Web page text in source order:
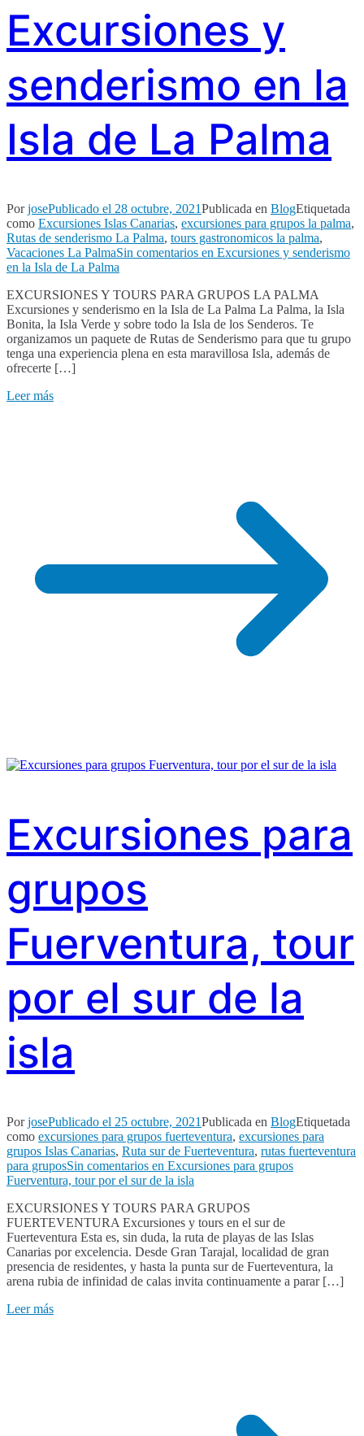
Excursiones y
senderismo en la
Isla de La Palma
PorjosePublicado el 28 octubre, 2021Publicada en BlogEtiquetada
como Excursiones Islas Canarias, excursiones para grupos la palma,
Rutas de senderismo La Palma, tours gastronomicos la palma,
Vacaciones La PalmaSin comentarios en Excursiones y senderismo
en la Isla de La Palma
EXCURSIONES Y TOURS PARA GRUPOS LA PALMA
Excursiones y senderismo en la Isla de La Palma La Palma, la Isla
Bonita, la Isla Verde y sobre todo la Isla de los Senderos. Te
organizamos un paquete de Rutas de Senderismo para que tu grupo
tenga una experiencia plena en esta maravillosa Isla, además de
ofrecerte […]
Leer más
Excursiones para
grupos
Fuerventura, tour
por el sur de la
isla
PorjosePublicado el 25 octubre, 2021Publicada en BlogEtiquetada
como excursiones para grupos fuerteventura, excursiones para
grupos Islas Canarias, Ruta sur de Fuerteventura, rutas fuerteventura
para gruposSin comentarios en Excursiones para grupos
Fuerventura, tour por el sur de la isla
EXCURSIONES Y TOURS PARA GRUPOS
FUERTEVENTURA Excursiones y tours en el sur de
Fuerteventura Esta es, sin duda, la ruta de playas de las Islas
Canarias por excelencia. Desde Gran Tarajal, localidad de gran
presencia de residentes, y hasta la punta sur de Fuerteventura, la
arena rubia de infinidad de calas invita continuamente a parar […]
Leer más